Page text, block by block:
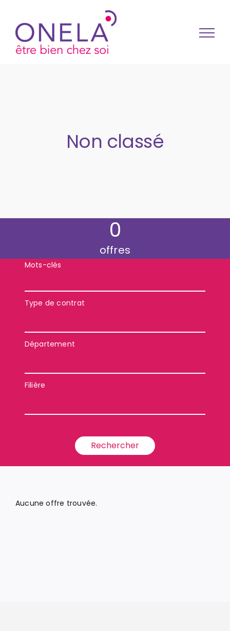
Non classé
0
offres
Mots-clés
Type de contrat
Département
Filière
Aucune offre trouvée.